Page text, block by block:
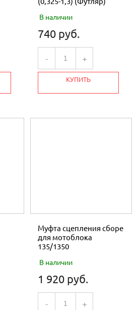
В наличии
740 руб.
- +
КУПИТЬ
Муфта сцепления сборе
для мотоблока
135/1350
В наличии
1 920 руб.
- +